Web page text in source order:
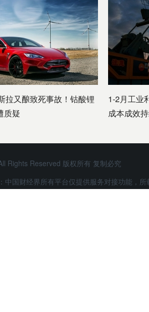
拉又酿致死事故！钴酸锂
质疑
1-2月工业
成本成效
Rights Reserved 版权所有 复制必究
中国财经界所有平台仅提供服务对接功能，